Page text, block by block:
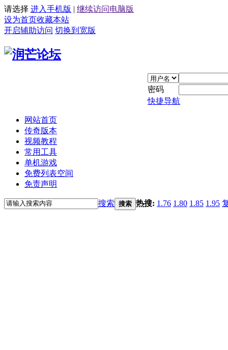
请选择 进入手机版 | 继续访问电脑版
设为首页收藏本站
开启辅助访问 切换到宽版
密码
快捷导航
网站首页
传奇版本
视频教程
常用工具
单机游戏
免费列表空间
免责声明
搜索 搜索 热搜: 1.76 1.80 1.85 1.95